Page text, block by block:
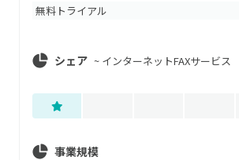
無料トライアル
シェア ~ インターネットFAXサービス
事業規模